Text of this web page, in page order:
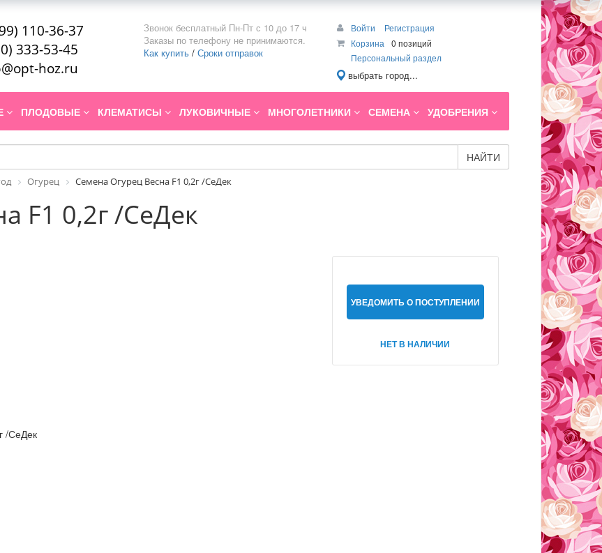
110-36-37
333-53-45
hoz.ru
Звонок бесплатный Пн-Пт с 10 до 17 ч
Заказы по телефону не принимаются.
Как купить / Сроки отправок
Войти
Регистрация
Корзина
0 позиций
Персональный раздел
выбрать город...
ПЛОДОВЫЕ КЛЕМАТИСЫ ЛУКОВИЧНЫЕ МНОГОЛЕТНИКИ СЕМЕНА УДОБРЕНИЯ
НАЙТИ
Огурец Семена Огурец Весна F1 0,2г /СеДек
F1 0,2г /СеДек
УВЕДОМИТЬ О ПОСТУПЛЕНИИ
НЕТ В НАЛИЧИИ